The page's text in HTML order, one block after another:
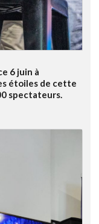
6 juin à
étoiles de cette
spectateurs.